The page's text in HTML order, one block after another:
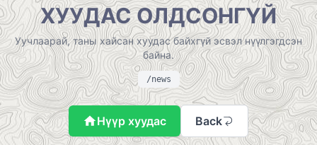
ХУУДАС ОЛДСОНГҮЙ
Уучлаарай, таны хайсан хуудас байхгүй эсвэл нүүлгэгдсэн
байна.
/news
Нүүр хуудас Back